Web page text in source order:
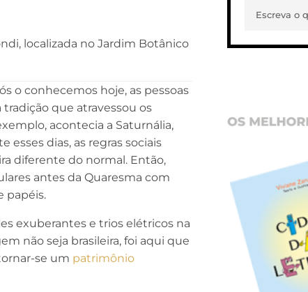
localizada no Jardim Botânico
o conhecemos hoje, as pessoas
que atravessou os
acontecia a Saturnália,
esses dias, as regras sociais
diferente do normal. Então,
antes da Quaresma com
papéis.
exuberantes e trios elétricos na
não seja brasileira, foi aqui que
se um patrimônio